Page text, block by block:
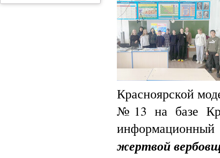
Красноярской
№13 на базе
жертвой